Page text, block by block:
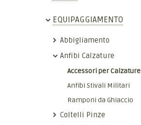
EQUIPAGGIAMENTO
Abbigliamento
Anfibi Calzature
Accessori per Calzature
Anfibi Stivali Militari
Ramponi da Ghiaccio
Coltelli Pinze